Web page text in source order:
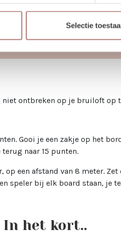
Selectie
ontbreken op je bruiloft op
Gooi je een zakje op het
naar 15 punten.
op een afstand van 8 meter.
speler bij elk board staan, je
In het kort..